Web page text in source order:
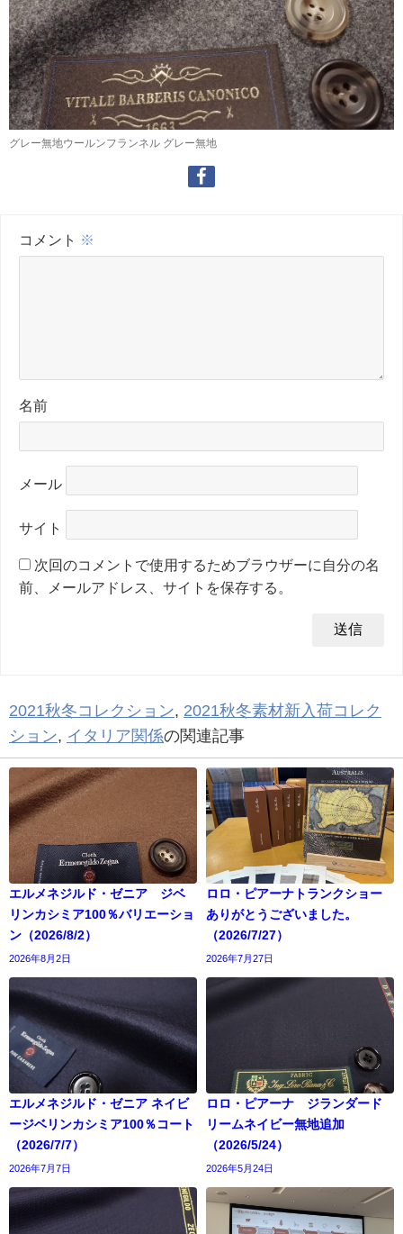
グレー無地ウールンフランネル グレー無地
コメント ※
名前
メール
サイト
次回のコメントで使用するためブラウザーに自分の名
前、メールアドレス、サイトを保存する。
2021秋冬コレクション, 2021秋冬素材新入荷コレク
ション, イタリア関係の関連記事
エルメネジルド・ゼニア ジベ
リンカシミア100％バリエーショ
ン（2026/8/2）
2026年8月2日
ロロ・ピアーナトランクショー
ありがとうございました。
（2026/7/27）
2026年7月27日
エルメネジルド・ゼニア ネイビ
ージベリンカシミア100％コート
（2026/7/7）
2026年7月7日
ロロ・ピアーナ ジランダード
リームネイビー無地追加
（2026/5/24）
2026年5月24日